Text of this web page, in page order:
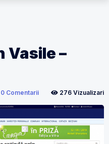
Vasile –
Comentarii 276 Vizualizari